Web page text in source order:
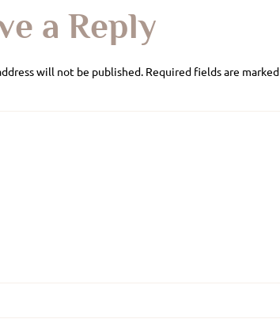
a Reply
will not be published. Required fields are marked